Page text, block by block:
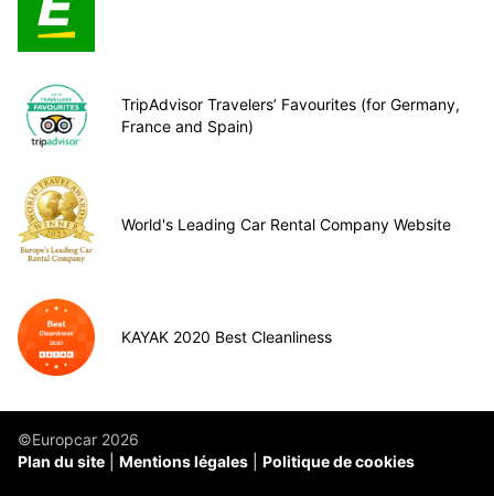
TripAdvisor Travelers’ Favourites (for Germany,
France and Spain)
World's Leading Car Rental Company Website
KAYAK 2020 Best Cleanliness
©Europcar 2026
Plan du site
Mentions légales Politique de cookies